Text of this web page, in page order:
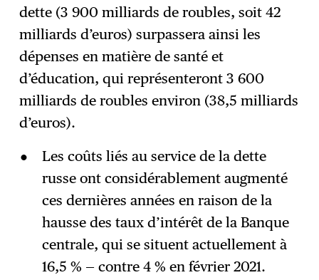
dette (3 900 milliards de roubles, soit 42
milliards d’euros) surpassera ainsi les
dépenses en matière de santé et
d’éducation, qui représenteront 3 600
milliards de roubles environ (38,5 milliards
d’euros).
Les coûts liés au service de la dette
russe ont considérablement augmenté
ces dernières années en raison de la
hausse des taux d’intérêt de la Banque
centrale, qui se situent actuellement à
16,5 % — contre 4 % en février 2021.